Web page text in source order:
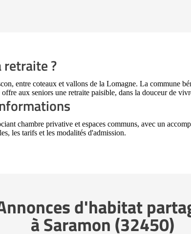
retraite ?
entre coteaux et vallons de la Lomagne. La commune
aux seniors une retraite paisible, dans la douceur de
chambre privative et espaces communs, avec un
les tarifs et les modalités d'admission.
d'habitat
à Saramon (32450)